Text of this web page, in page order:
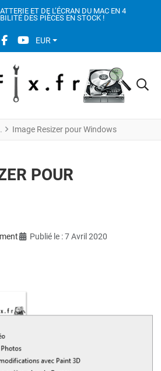
ET DE L’ÉCRAN DU MAC EN 4
DES PIÈCES EN STOCK !
FACEBOOK SOCIAL LINK
YOUTUBE SOCIAL LINK
EUR
Image Resizer pour Windows
POUR
Publié le : 7 Avril 2020